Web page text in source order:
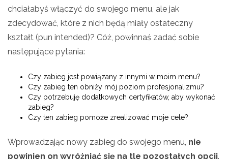
chciałabyś włączyć do swojego menu, ale jak
zdecydować, które z nich będą miały ostateczny
kształt (pun intended)? Cóż, powinnaś zadać sobie
następujące pytania:
Czy zabieg jest powiązany z innymi w moim menu?
Czy zabieg ten obniży mój poziom profesjonalizmu?
Czy potrzebuję dodatkowych certyfikatów, aby wykonać
zabieg?
Czy ten zabieg pomoże zrealizować moje cele?
Wprowadzając nowy zabieg do swojego menu, nie
powinien on wyróżniać się na tle pozostałych opcji.